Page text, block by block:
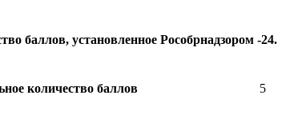
баллов, установленное Рособрнадзором -24.
количество баллов 5